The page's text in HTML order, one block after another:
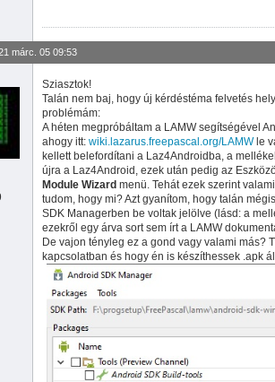
márc. 05 09:53
Sziasztok!
Talán nem baj, hogy új kérdéstéma felvetés
problémám:
A héten megpróbáltam a LAMW segítségével
ahogy itt: wiki.lazarus.freepascal.org/LAMWle
kellett belefordítani a Laz4Androidba, a
újra a Laz4Android, ezek után pedig az
Module Wizard menü. Tehát ezek szerint
tudom, hogy mi? Azt gyanítom, hogy talán
SDK Managerben be voltak jelölve (lásd: a
ezekről egy árva sort sem írt a LAMW
De vajon tényleg ez a gond vagy valami más?
kapcsolatban és hogy én is készíthessek .apk